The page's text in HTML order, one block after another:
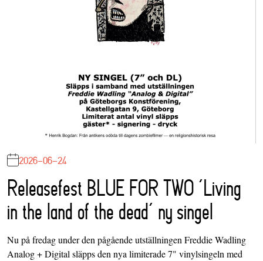
2026-06-24
Releasefest BLUE FOR TWO ‘Living
in the land of the dead’ ny singel
Nu på fredag under den pågående utställningen Freddie Wadling
Analog + Digital släpps den nya limiterade 7" vinylsingeln med